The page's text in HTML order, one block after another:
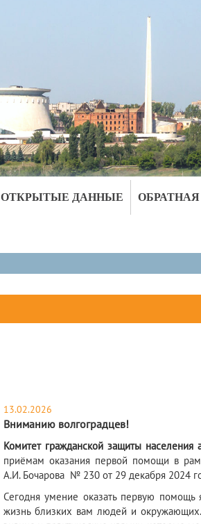
ОТКРЫТЫЕ ДАННЫЕ ОБРАТНАЯ
13.02.2026
Вниманию волгоградцев!
Комитет гражданской защиты населения
приёмам оказания первой помощи в
А.И. Бочарова № 230 от 29 декабря 2024
Сегодня умение оказать первую
жизнь близких вам людей и